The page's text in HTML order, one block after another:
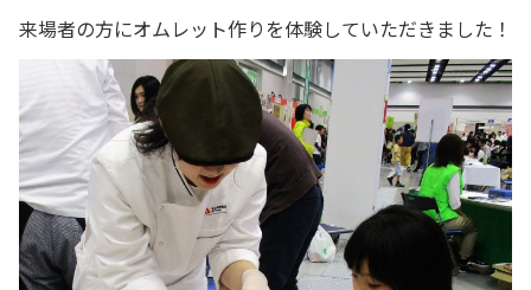
来場者の方にオムレット作りを体験していただきました！